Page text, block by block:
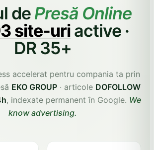
dePresă Online
site-uriactive ·
DR 35+
accelerat pentru compania ta prin
EKO GROUP· articole DOFOLLOW
, indexate permanent în Google. We
know advertising.